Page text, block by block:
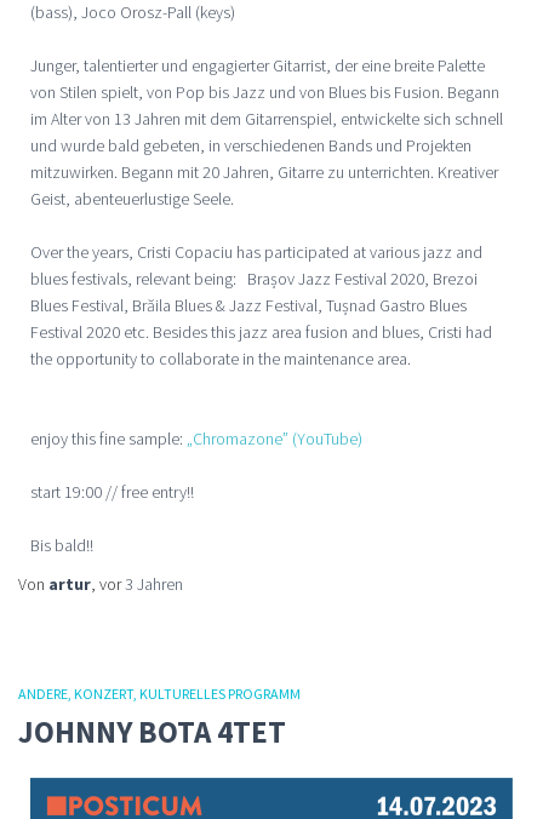
(bass), Joco Orosz-Pall (keys)
Junger, talentierter und engagierter Gitarrist, der eine breite Palette
von Stilen spielt, von Pop bis Jazz und von Blues bis Fusion. Begann
im Alter von 13 Jahren mit dem Gitarrenspiel, entwickelte sich schnell
und wurde bald gebeten, in verschiedenen Bands und Projekten
mitzuwirken. Begann mit 20 Jahren, Gitarre zu unterrichten. Kreativer
Geist, abenteuerlustige Seele.
Over the years, Cristi Copaciu has participated at various jazz and
blues festivals, relevant being: Brașov Jazz Festival 2020, Brezoi
Blues Festival, Brăila Blues & Jazz Festival, Tușnad Gastro Blues
Festival 2020 etc. Besides this jazz area fusion and blues, Cristi had
the opportunity to collaborate in the maintenance area.
enjoy this fine sample: „Chromazone” (YouTube)
start 19:00 // free entry!!
Bis bald!!
Von artur, vor3 Jahren
ANDERE KONZERT KULTURELLES PROGRAMM
JOHNNY BOTA 4TET